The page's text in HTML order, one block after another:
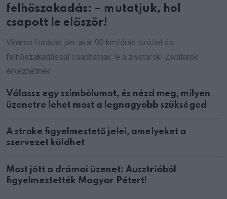
felhőszakadás: – mutatjuk, hol
csapott le először!
Viharos fordulat jön: akár 90 km/órás széllel és
felhőszakadással csaphatnak le a zivatarok! Zivatarok
érkezhetnek
Válassz egy szimbólumot, és nézd meg, milyen
üzenetre lehet most a legnagyobb szükséged
A stroke figyelmeztető jelei, amelyeket a
szervezet küldhet
Most jött a drámai üzenet: Ausztriából
figyelmeztették Magyar Pétert!